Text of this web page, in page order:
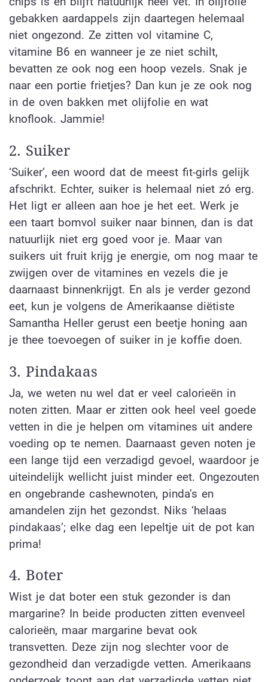
gebakken aardappels zijn daartegen helemaal
niet ongezond. Ze zitten vol vitamine C,
vitamine B6 en wanneer je ze niet schilt,
bevatten ze ook nog een hoop vezels. Snak je
naar een portie frietjes? Dan kun je ze ook nog
in de oven bakken met olijfolie en wat
knoflook. Jammie!
2. Suiker
‘Suiker’, een woord dat de meest fit-girls gelijk
afschrikt. Echter, suiker is helemaal niet zó erg.
Het ligt er alleen aan hoe je het eet. Werk je
een taart bomvol suiker naar binnen, dan is dat
natuurlijk niet erg goed voor je. Maar van
suikers uit fruit krijg je energie, om nog maar te
zwijgen over de vitamines en vezels die je
daarnaast binnenkrijgt. En als je verder gezond
eet, kun je volgens de Amerikaanse diëtiste
Samantha Heller gerust een beetje honing aan
je thee toevoegen of suiker in je koffie doen.
3. Pindakaas
Ja, we weten nu wel dat er veel calorieën in
noten zitten. Maar er zitten ook heel veel goede
vetten in die je helpen om vitamines uit andere
voeding op te nemen. Daarnaast geven noten je
een lange tijd een verzadigd gevoel, waardoor je
uiteindelijk wellicht juist minder eet. Ongezouten
en ongebrande cashewnoten, pinda’s en
amandelen zijn het gezondst. Niks ‘helaas
pindakaas’; elke dag een lepeltje uit de pot kan
prima!
4. Boter
Wist je dat boter een stuk gezonder is dan
margarine? In beide producten zitten evenveel
calorieën, maar margarine bevat ook
transvetten. Deze zijn nog slechter voor de
gezondheid dan verzadigde vetten. Amerikaans